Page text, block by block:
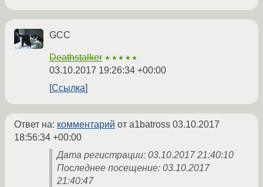
GCC
Deathstalker ★★★★★
03.10.2017 19:26:34 +00:00
Ссылка
Ответ на: комментарий от a1batross 03.10.2017
18:56:34 +00:00
Дата регистрации: 03.10.2017 21:40:10
Последнее посещение: 03.10.2017
21:40:47